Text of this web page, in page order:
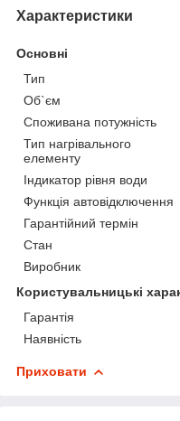
Характеристики
Основні
Тип
Об`єм
Споживана потужність
Тип нагрівального
елементу
Індикатор рівня води
Функція автовідключення
Гарантійний термін
Стан
Виробник
Користувальницькі
Гарантія
Наявність
Приховати